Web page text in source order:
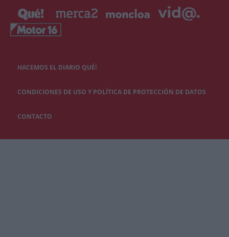
HACEMOS EL DIARIO QUÉ!
CONDICIONES DE USO Y POLÍTICA DE PROTECCIÓN DE DATOS
CONTACTO